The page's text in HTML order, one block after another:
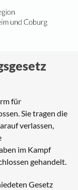
für
Sie tragen die
verlassen,
im Kampf
gehandelt.
Gesetz